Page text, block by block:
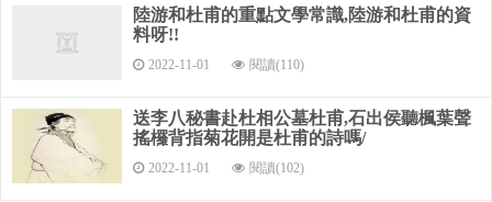
中堂舞神仙，煙霧散玉質。
暖客貂鼠裘，悲管逐清瑟。
勸客駝蹄羹，霜橙壓香橘。
朱門酒肉臭，路有凍死骨。
陸游和杜甫的重點文學常識,陸游和杜甫的資
料呀!!
2022-11-01 閱讀(110)
送李八秘書赴杜相公墓杜甫,石出侯聽楓葉聲
搖欏背指菊花開是杜甫的詩嗎/
2022-11-01 閱讀(102)